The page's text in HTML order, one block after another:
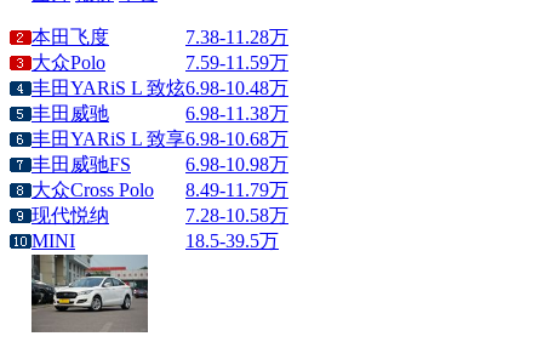
本田飞度
7.38-11.28万
大众Polo
7.59-11.59万
丰田YARiS L 致炫6.98-10.48万
丰田威驰
6.98-11.38万
丰田YARiS L 致享6.98-10.68万
丰田威驰FS
6.98-10.98万
大众Cross Polo
8.49-11.79万
现代悦纳
7.28-10.58万
MINI
18.5-39.5万